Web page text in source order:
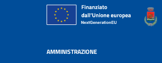
AMMINISTRAZIONE